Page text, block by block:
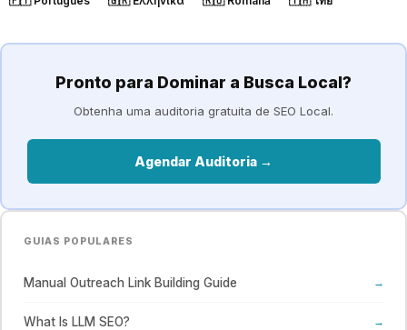
Pronto para Dominar a Busca Local?
Obtenha uma auditoria gratuita de SEO Local.
Agendar Auditoria →
GUIAS POPULARES
Manual Outreach Link Building Guide →
What Is LLM SEO? →